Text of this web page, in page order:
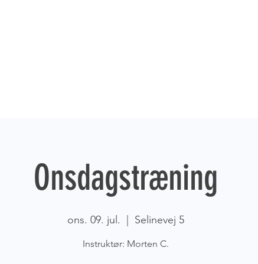
Onsdagstræning
ons. 09. jul. Selinevej 5
Instruktør: Morten C.